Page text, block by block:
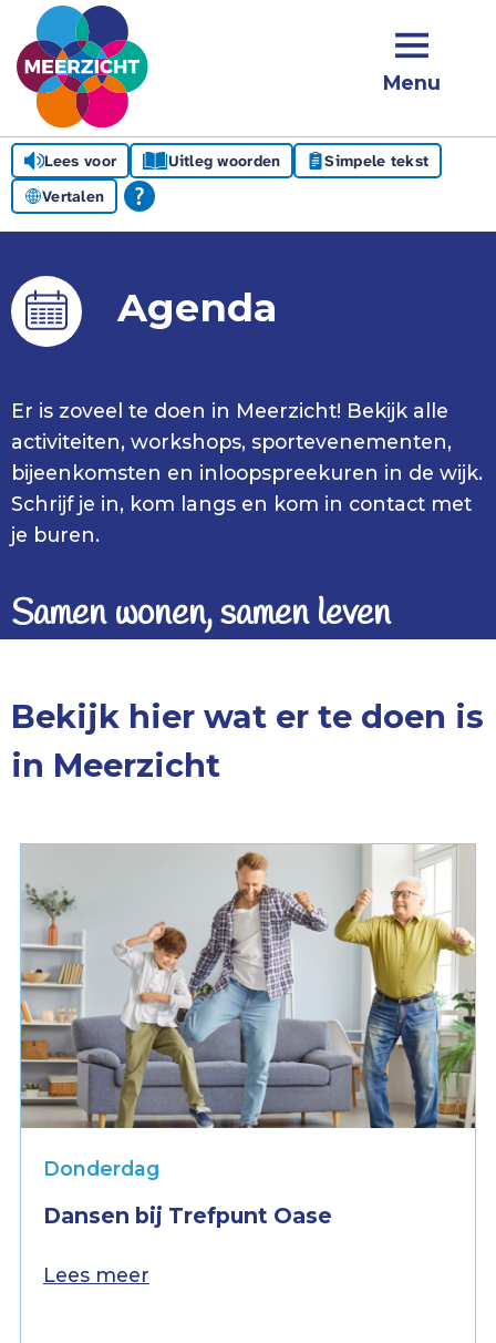
Menu
Lees voor Uitleg woorden
Simpele tekst
Vertalen
Agenda
Er is zoveel te doen in Meerzicht! Bekijk alle
activiteiten, workshops, sportevenementen,
bijeenkomsten en inloopspreekuren in de wijk.
Schrijf je in, kom langs en kom in contact met
je buren.
Samen wonen, samen leven
Bekijk hier wat er te doen is
in Meerzicht
Donderdag
Dansen bij Trefpunt Oase
Lees meer